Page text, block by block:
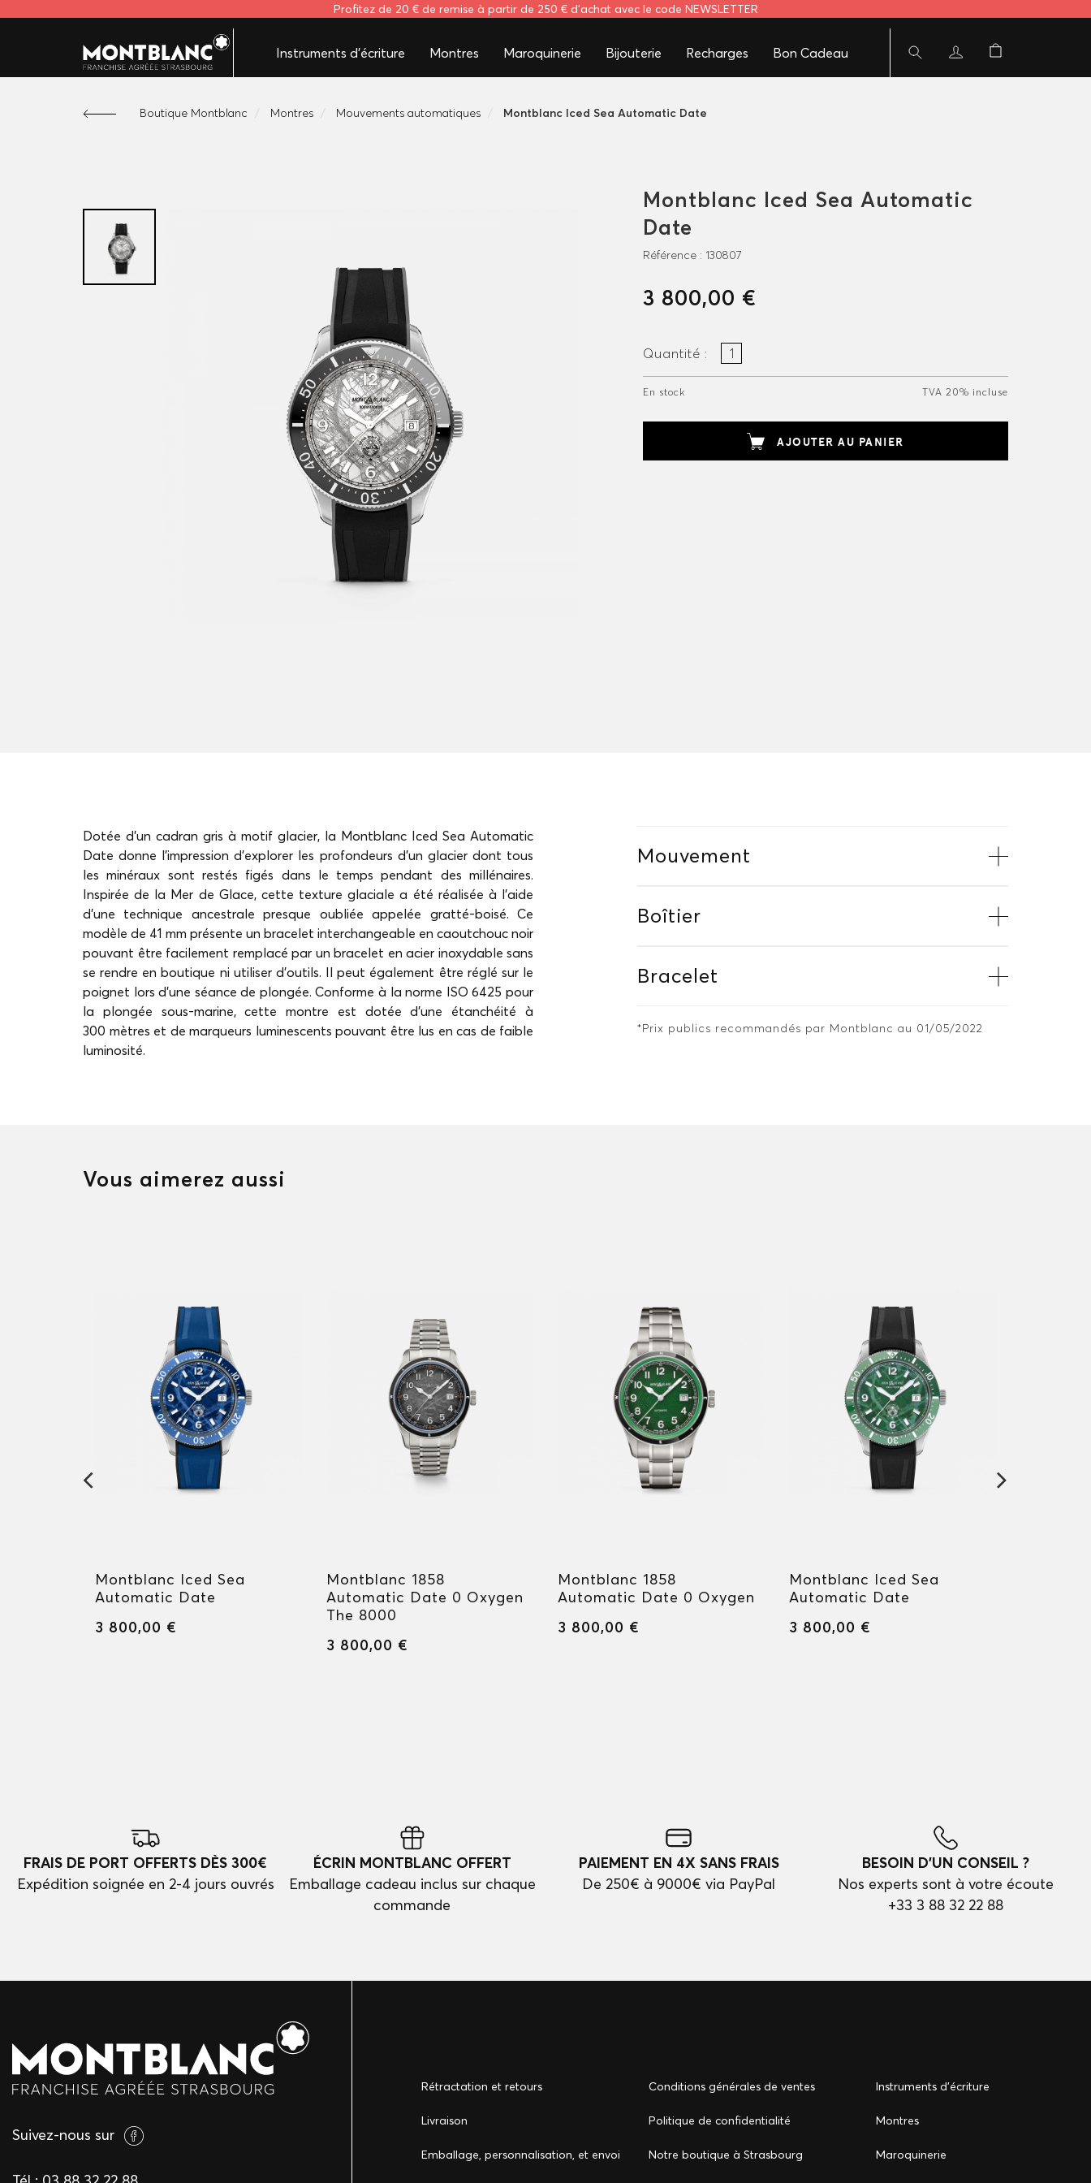
Profitez de 20 € de remise à partir de 250 € d'achat avec le code NEWSLETTER
Instruments d'écriture Montres Maroquinerie Bijouterie Recharges Bon Cadeau
Boutique Montblanc Montres Mouvements automatiques Montblanc Iced Sea Automatic Date
Montblanc Iced Sea Automatic
Date
Référence : 130807
3 800,00 €
Quantité :
En stock TVA 20% incluse
AJOUTER AU PANIER
Dotée d’un cadran gris à motif glacier, la Montblanc Iced Sea Automatic
Date donne l'impression d'explorer les profondeurs d'un glacier dont tous
les minéraux sont restés figés dans le temps pendant des millénaires.
Inspirée de la Mer de Glace, cette texture glaciale a été réalisée à l'aide
d'une technique ancestrale presque oubliée appelée gratté-boisé. Ce
modèle de 41 mm présente un bracelet interchangeable en caoutchouc noir
pouvant être facilement remplacé par un bracelet en acier inoxydable sans
se rendre en boutique ni utiliser d’outils. Il peut également être réglé sur le
poignet lors d’une séance de plongée. Conforme à la norme ISO 6425 pour
la plongée sous-marine, cette montre est dotée d'une étanchéité à
300 mètres et de marqueurs luminescents pouvant être lus en cas de faible
luminosité.
Mouvement
Boîtier
Bracelet
*Prix publics recommandés par Montblanc au 01/05/2022
Vous aimerez aussi
Montblanc Iced Sea
Automatic Date
3 800,00 €
Montblanc 1858
Automatic Date 0 Oxygen
The 8000
3 800,00 €
Montblanc 1858
Automatic Date 0 Oxygen
3 800,00 €
Montblanc Iced Sea
Automatic Date
3 800,00 €
FRAIS DE PORT OFFERTS DÈS 300€
Expédition soignée en 2-4 jours ouvrés
ÉCRIN MONTBLANC OFFERT
Emballage cadeau inclus sur chaque
commande
PAIEMENT EN 4X SANS FRAIS
De 250€ à 9000€ via PayPal
BESOIN D'UN CONSEIL ?
Nos experts sont à votre écoute
+33 3 88 32 22 88
Suivez-nous sur
Rétractation et retours
Livraison
Emballage, personnalisation, et envoi
Conditions générales de ventes
Politique de confidentialité
Notre boutique à Strasbourg
Instruments d'écriture
Montres
Maroquinerie